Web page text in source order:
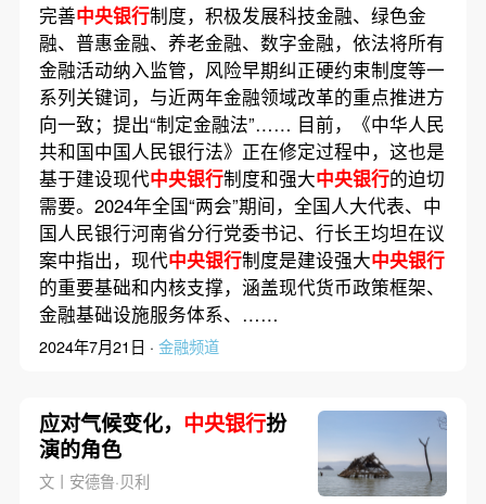
完善中央银行制度，积极发展科技金融、绿色金
融、普惠金融、养老金融、数字金融，依法将所有
金融活动纳入监管，风险早期纠正硬约束制度等一
系列关键词，与近两年金融领域改革的重点推进方
向一致；提出“制定金融法”…… 目前，《中华人民
共和国中国人民银行法》正在修定过程中，这也是
基于建设现代中央银行制度和强大中央银行的迫切
需要。2024年全国“两会”期间，全国人大代表、中
国人民银行河南省分行党委书记、行长王均坦在议
案中指出，现代中央银行制度是建设强大中央银行
的重要基础和内核支撑，涵盖现代货币政策框架、
金融基础设施服务体系、……
2024年7月21日 · 金融频道
应对气候变化， 中央银行扮
演的角色
文丨安德鲁·贝利